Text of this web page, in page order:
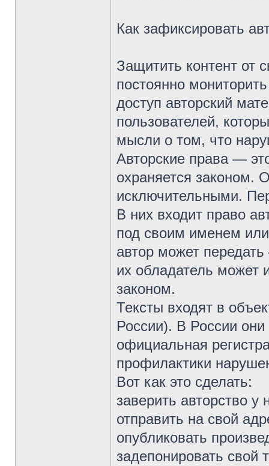
Как зафиксировать
Защитить контент от
постоянно
доступ авторский
пользователей,
мысли о том, что
Авторские права —
охраняется законом.
исключительными.
В них входит право
под своим именем
автор может
их обладатель может
законом.
Тексты входят в
России). В России
официальная
профилактики
Вот как это сделать:
заверить авторство у
отправить на свой
опубликовать
задепонировать свой